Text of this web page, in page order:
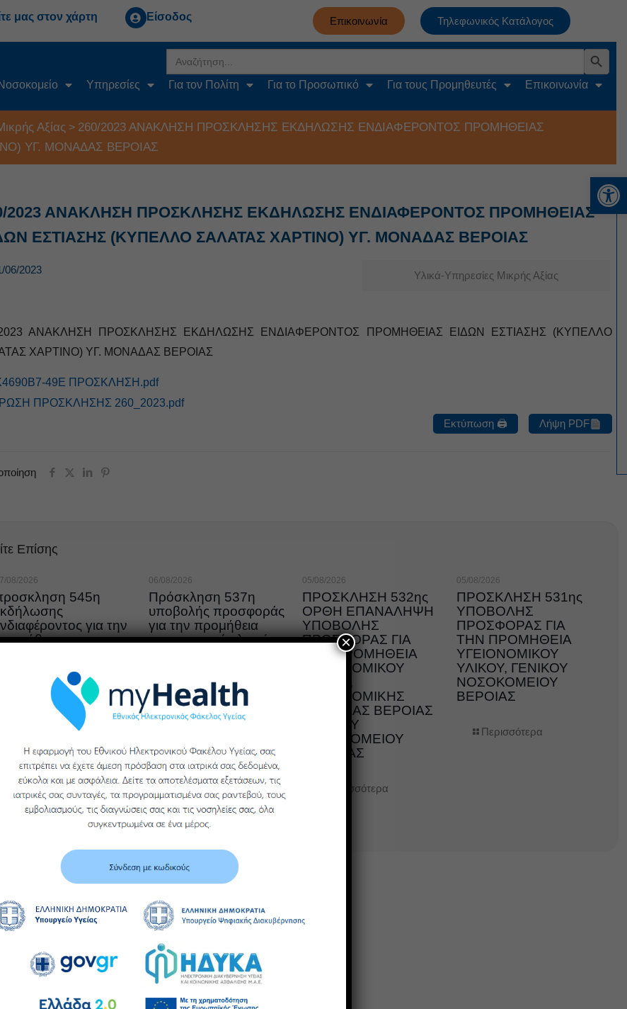
μας στον χάρτη Είσοδος Επικοινωνία Τηλεφωνικός Κατάλογος
for:
Search Button
Υπηρεσίες Για τον Πολίτη Για το Προσωπικό Για τους Προμηθευτές Επικοινωνία
Αξίας > 260/2023 ΑΝΑΚΛΗΣΗ ΠΡΟΣΚΛΗΣΗΣ ΕΚΔΗΛΩΣΗΣ ΕΝΔΙΑΦΕΡΟΝΤΟΣ ΠΡΟΜΗΘΕΙΑΣ
ΥΓ. ΜΟΝΑΔΑΣ ΒΕΡΟΙΑΣ
2023 ΑΝΑΚΛΗΣΗ ΠΡΟΣΚΛΗΣΗΣ ΕΚΔΗΛΩΣΗΣ ΕΝΔΙΑΦΕΡΟΝΤΟΣ ΠΡΟΜΗΘΕΙΑΣ
ΕΣΤΙΑΣΗΣ (ΚΥΠΕΛΛΟ ΣΑΛΑΤΑΣ ΧΑΡΤΙΝΟ) ΥΓ. ΜΟΝΑΔΑΣ ΒΕΡΟΙΑΣ
06/2023 Υλικά-Υπηρεσίες Μικρής Αξίας
2023 ΑΝΑΚΛΗΣΗ ΠΡΟΣΚΛΗΣΗΣ ΕΚΔΗΛΩΣΗΣ ΕΝΔΙΑΦΕΡΟΝΤΟΣ ΠΡΟΜΗΘΕΙΑΣ ΕΙΔΩΝ ΕΣΤΙΑΣΗΣ (ΚΥΠΕΛΛΟ
ΧΑΡΤΙΝΟ) ΥΓ. ΜΟΝΑΔΑΣ ΒΕΡΟΙΑΣ
49Ε ΠΡΟΣΚΛΗΣΗ.pdf
ΠΡΟΣΚΛΗΣΗΣ 260_2023.pdf
Εκτύπωση 🖨
Λήψη PDF
Επίσης
08/2026
545η
για την
νοσοκομειου βεροιας
Περισσότερα
06/08/2026
Πρόσκληση 537η
υποβολής προσφοράς
για την προμήθεια
υγειονομικού υλικού
Περισσότερα
05/08/2026
ΠΡΟΣΚΛΗΣΗ 532ης
ΟΡΘΗ ΕΠΑΝΑΛΗΨΗ
ΥΠΟΒΟΛΗΣ
ΠΡΟΣΦΟΡΑΣ ΓΙΑ
ΤΗΝ ΠΡΟΜΗΘΕΙΑ
ΥΓΕΙΟΝΟΜΙΚΟΥ
ΥΛΙΚΟΥ,
ΥΓΕΙΟΝΟΜΙΚΗΣ
ΜΟΝΑΔΑΣ ΒΕΡΟΙΑΣ
ΓΕΝΙΚΟΥ
ΝΟΣΟΚΟΜΕΙΟΥ
ΗΜΑΘΙΑΣ
Περισσότερα
05/08/2026
ΠΡΟΣΚΛΗΣΗ 531ης
ΥΠΟΒΟΛΗΣ
ΠΡΟΣΦΟΡΑΣ ΓΙΑ
ΤΗΝ ΠΡΟΜΗΘΕΙΑ
ΥΓΕΙΟΝΟΜΙΚΟΥ
ΥΛΙΚΟΥ, ΓΕΝΙΚΟΥ
ΝΟΣΟΚΟΜΕΙΟΥ
ΒΕΡΟΙΑΣ
Περισσότερα
×